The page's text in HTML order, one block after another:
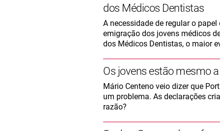
dos Médicos Dentistas
A necessidade de regular o
emigração dos jovens médicos
dos Médicos Dentistas, o maior
Os jovens estão mesmo
Mário Centeno veio dizer que
um problema. As declarações
razão?